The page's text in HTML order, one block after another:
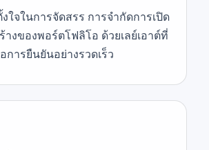
ใจในการจัดสรร การจำกัดการเปิด
างของพอร์ตโฟลิโอ ด้วยเลย์เอาต์ที่
การยืนยันอย่างรวดเร็ว